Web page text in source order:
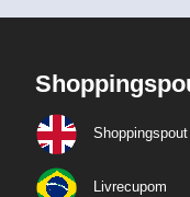
Livrecupom